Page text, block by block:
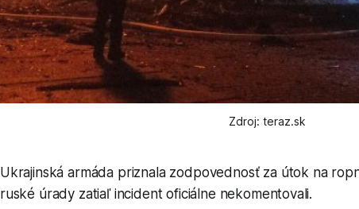
Zdroj: teraz.sk
Ukrajinská armáda priznala zodpovednosť za útok na
ruské úrady zatiaľ incident oficiálne nekomentovali.